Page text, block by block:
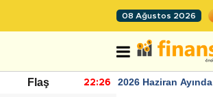
08 Ağustos 2026
Flaş 22:26
2026 Haziran